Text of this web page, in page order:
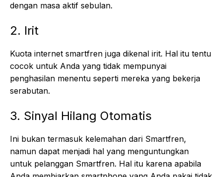
dengan masa aktif sebulan.
2. Irit
Kuota internet smartfren juga dikenal irit. Hal itu tentu
cocok untuk Anda yang tidak mempunyai
penghasilan menentu seperti mereka yang bekerja
serabutan.
3. Sinyal Hilang Otomatis
Ini bukan termasuk kelemahan dari Smartfren,
namun dapat menjadi hal yang menguntungkan
untuk pelanggan Smartfren. Hal itu karena apabila